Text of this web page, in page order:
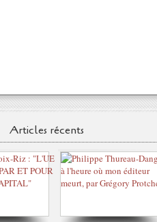
Articles récents